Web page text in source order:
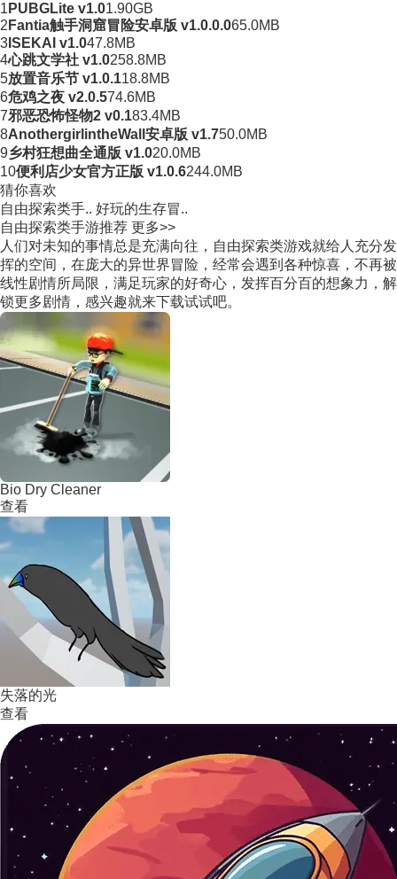
1PUBGLite v1.01.90GB
2 Fantia触手洞窟冒险安卓版 v1.0.0.065.0MB
3 ISEKAI v1.047.8MB
4心跳文学社 v1.0258.8MB
5放置音乐节 v1.0.118.8MB
6危鸡之夜 v2.0.574.6MB
7邪恶恐怖怪物2 v0.183.4MB
8AnothergirlintheWall安卓版 v1.750.0MB
9乡村狂想曲全通版 v1.020.0MB
10便利店少女官方正版 v1.0.6244.0MB
猜你喜欢
自由探索类手.. 好玩的生存冒..
自由探索类手游推荐 更多>>
人们对未知的事情总是充满向往，自由探索类游戏就给人充分发
挥的空间，在庞大的异世界冒险，经常会遇到各种惊喜，不再被
线性剧情所局限，满足玩家的好奇心，发挥百分百的想象力，解
锁更多剧情，感兴趣就来下载试试吧。
Bio Dry Cleaner
查看
失落的光
查看